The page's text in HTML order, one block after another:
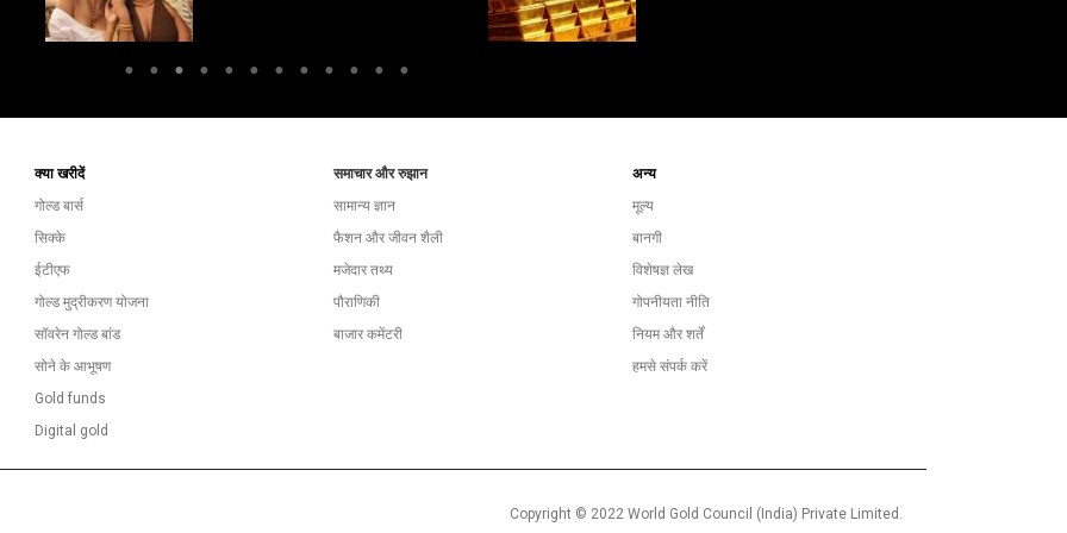
क्या खरीदें
गोल्ड बार्स
सिक्के
ईटीएफ
गोल्ड मुद्रीकरण योजना
सॉवरेन गोल्ड बांड
सोने के आभूषण
Gold funds
Digital gold
समाचार और रुझान
सामान्य ज्ञान
फैशन और जीवन शैली
मजेदार तथ्य
पौराणिकी
बाजार कमेंटरी
अन्य
मूल्य
बानगी
विशेषज्ञ लेख
गोपनीयता नीति
नियम और शर्तें
हमसे संपर्क करें
Copyright © 2022 World Gold Council (India) Private Limited.